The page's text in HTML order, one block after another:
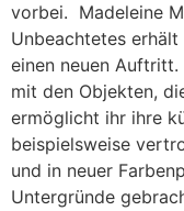
vorbei. Madeleine
Unbeachtetes erhält
einen neuen
mit den Objekten,
ermöglicht ihr ihre
beispielsweise
und in neuer
Untergründe